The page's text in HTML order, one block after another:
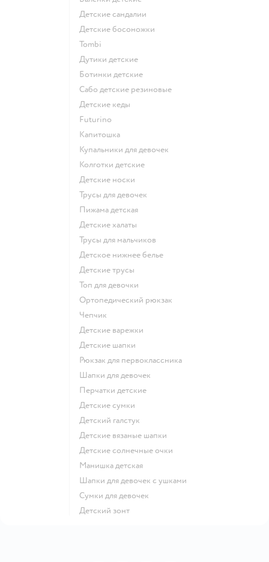
Детские сандалии
Детские босоножки
Tombi
Дутики детские
Ботинки детские
Сабо детские резиновые
Детские кеды
Futurino
Капитошка
Купальники для девочек
Колготки детские
Детские носки
Трусы для девочек
Пижама детская
Детские халаты
Трусы для мальчиков
Детское нижнее белье
Детские трусы
Топ для девочки
Ортопедический рюкзак
Чепчик
Детские варежки
Детские шапки
Рюкзак для первоклассника
Шапки для девочек
Перчатки детские
Детские сумки
Детский галстук
Детские вязаные шапки
Детские солнечные очки
Манишка детская
Шапки для девочек с ушками
Сумки для девочек
Детский зонт